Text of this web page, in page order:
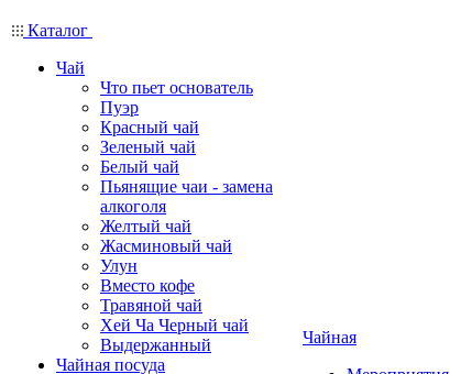
Каталог
Чай
Что пьет основатель
Пуэр
Красный чай
Зеленый чай
Белый чай
Пьянящие чаи - замена
алкоголя
Желтый чай
Жасминовый чай
Улун
Вместо кофе
Травяной чай
Хей Ча Черный чай
Выдержанный
Чайная посуда
Чайная